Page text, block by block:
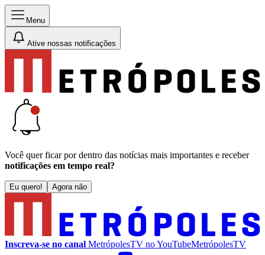
Menu
Ative nossas notificações
Você quer ficar por dentro das notícias mais importantes e receber
notificações em tempo real?
Eu quero! Agora não
Inscreva-se no canal MetrópolesTV noYouTubeMetrópolesTV